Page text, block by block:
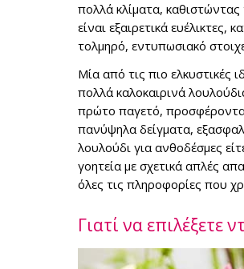
πολλά κλίματα,
είναι εξαιρετικά
τολμηρό, εντυπωσιακό
Μία από τις πιο ελκυστικές
πολλά καλοκαιρινά
πρώτο παγετό,
πανύψηλα δείγματα,
λουλούδι για ανθοδέσμες
γοητεία με σχετικά απλές
όλες τις πληροφορίες που
Γιατί να επιλέξετε